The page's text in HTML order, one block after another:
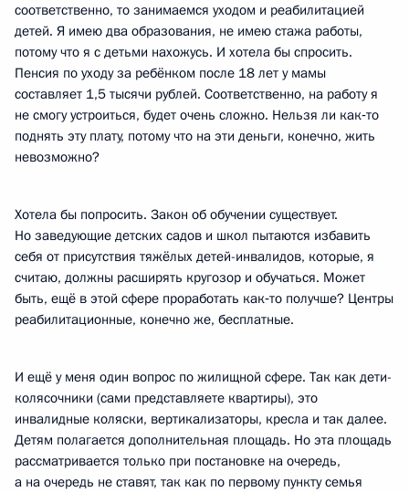
соответственно, то занимаемся уходом и реабилитацией
детей. Я имею два образования, не имею стажа работы,
потому что я с детьми нахожусь. И хотела бы спросить.
Пенсия по уходу за ребёнком после 18 лет у мамы
составляет 1,5 тысячи рублей. Соответственно, на работу я
не смогу устроиться, будет очень сложно. Нельзя ли как‑то
поднять эту плату, потому что на эти деньги, конечно, жить
невозможно?
Хотела бы попросить. Закон об обучении существует.
Но заведующие детских садов и школ пытаются избавить
себя от присутствия тяжёлых детей-инвалидов, которые, я
считаю, должны расширять кругозор и обучаться. Может
быть, ещё в этой сфере проработать как‑то получше? Центры
реабилитационные, конечно же, бесплатные.
И ещё у меня один вопрос по жилищной сфере. Так как дети-
колясочники (сами представляете квартиры), это
инвалидные коляски, вертикализаторы, кресла и так далее.
Детям полагается дополнительная площадь. Но эта площадь
рассматривается только при постановке на очередь,
а на очередь не ставят, так как по первому пункту семья